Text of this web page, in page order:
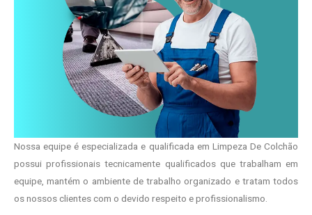
Nossa equipe é especializada e qualificada em Limpeza De Colchão
possui profissionais tecnicamente qualificados que trabalham em
equipe, mantém o ambiente de trabalho organizado e tratam todos
os nossos clientes com o devido respeito e profissionalismo.